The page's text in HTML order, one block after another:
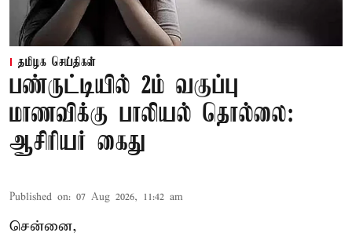
தமிழக செய்திகள்
பண்ருட்டியில் 2ம் வகுப்பு
மாணவிக்கு பாலியல் தொல்லை:
ஆசிரியர் கைது
Published on: 07 Aug 2026, 11:42 am
சென்னை,